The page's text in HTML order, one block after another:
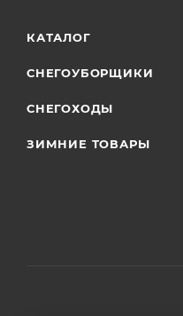
КАТАЛОГ
СНЕГОУБОРЩИКИ
СНЕГОХОДЫ
ЗИМНИЕ ТОВАРЫ